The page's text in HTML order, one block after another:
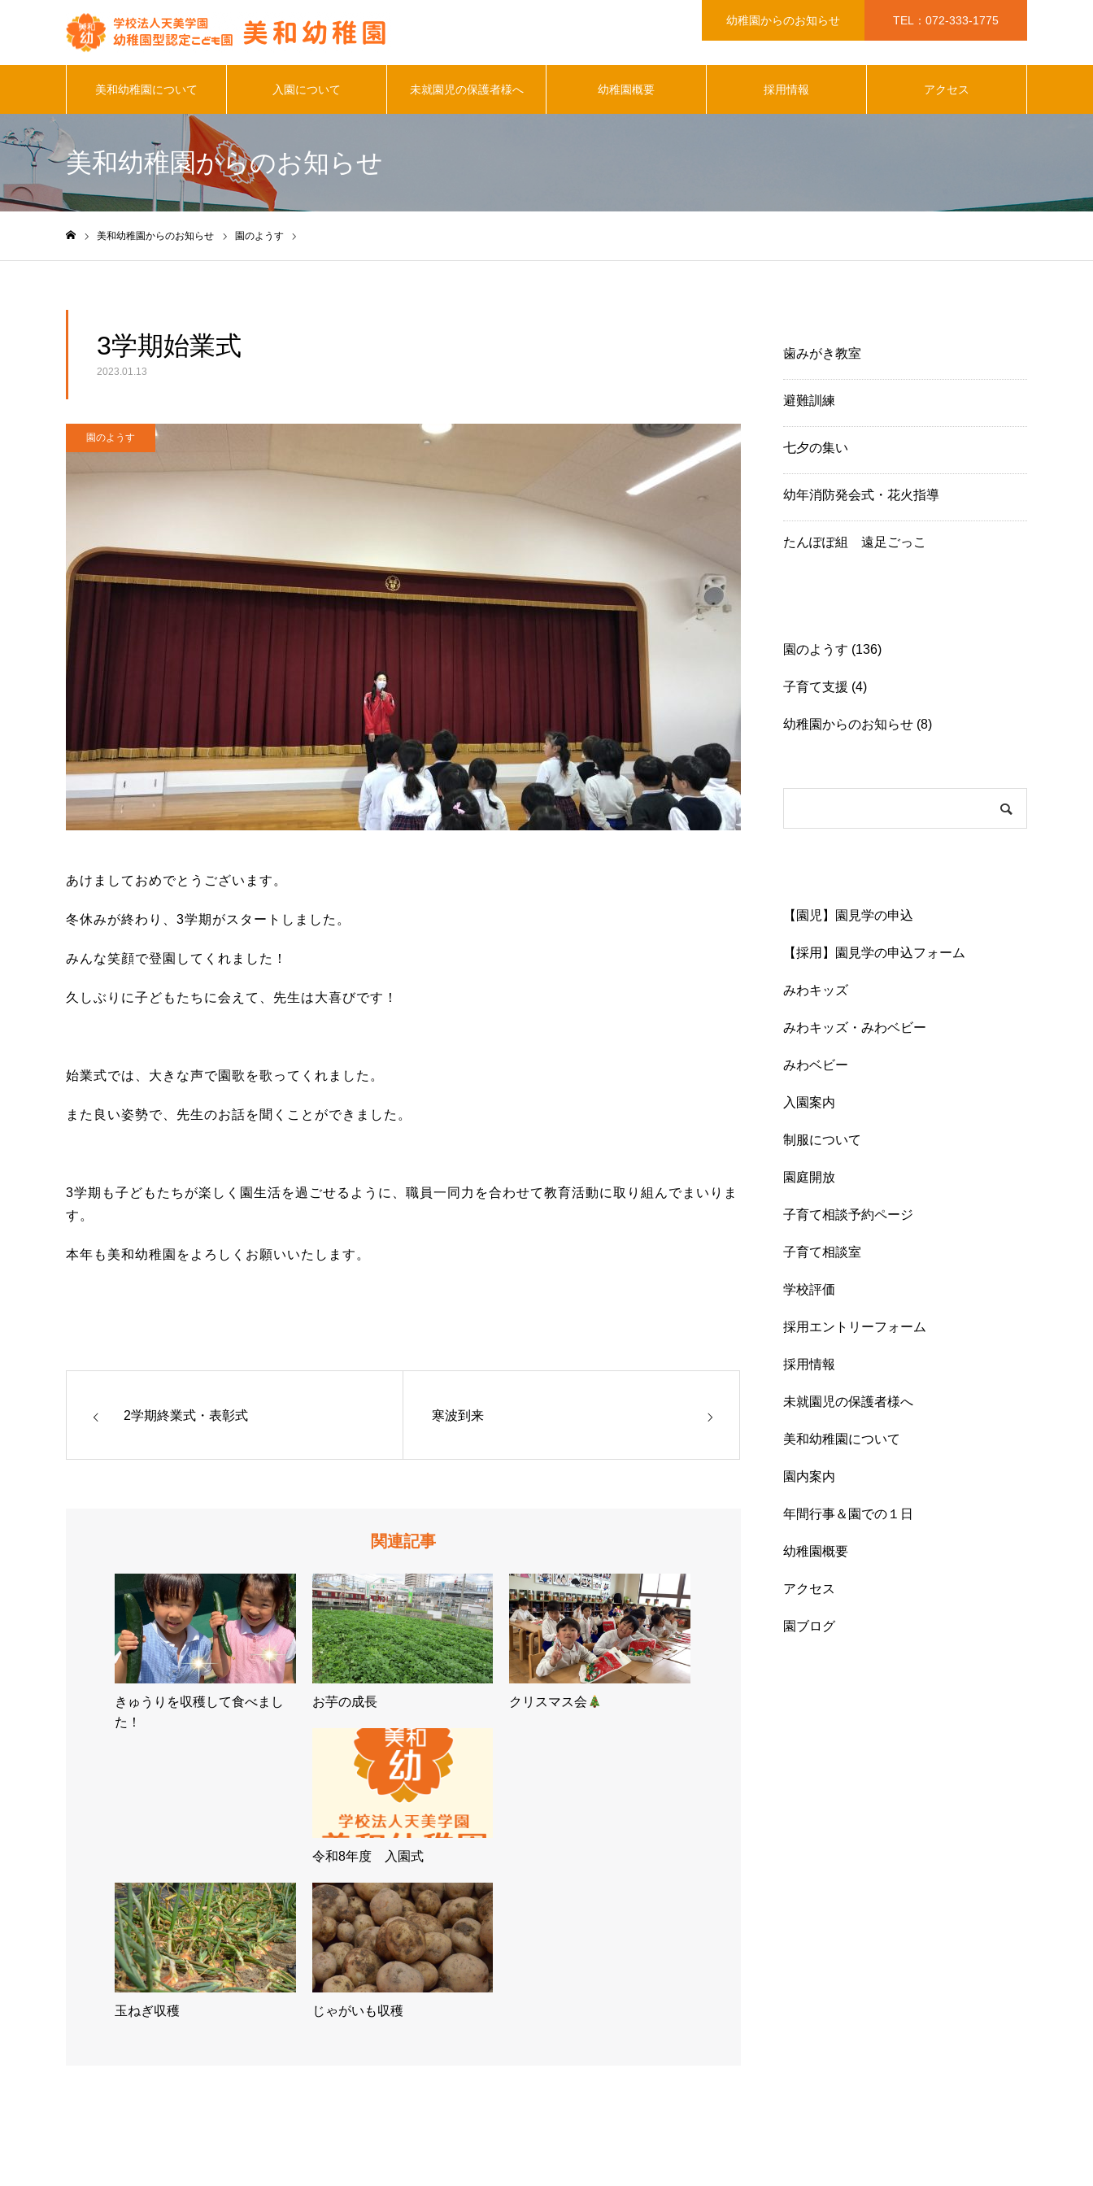
幼稚園からのお知らせ TEL：072-333-1775
美和幼稚園について 入園について 未就園児の保護者様へ 幼稚園概要 採用情報 アクセス
美和幼稚園からのお知らせ
美和幼稚園からのお知らせ 園のようす
3学期始業式
2023.01.13
園のようす
あけましておめでとうございます。
冬休みが終わり、3学期がスタートしました。
みんな笑顔で登園してくれました！
久しぶりに子どもたちに会えて、先生は大喜びです！
始業式では、大きな声で園歌を歌ってくれました。
また良い姿勢で、先生のお話を聞くことができました。
3学期も子どもたちが楽しく園生活を過ごせるように、職員一同力を合わせて教育活動に取り組んでまいりま
す。
本年も美和幼稚園をよろしくお願いいたします。
2学期終業式・表彰式 寒波到来
関連記事
きゅうりを収穫して食べまし
た！
お芋の成長 クリスマス会
令和8年度 入園式
玉ねぎ収穫 じゃがいも収穫
歯みがき教室
避難訓練
七夕の集い
幼年消防発会式・花火指導
たんぽぽ組 遠足ごっこ
園のようす (136)
子育て支援 (4)
幼稚園からのお知らせ (8)
【園児】園見学の申込
【採用】園見学の申込フォーム
みわキッズ
みわキッズ・みわベビー
みわベビー
入園案内
制服について
園庭開放
子育て相談予約ページ
子育て相談室
学校評価
採用エントリーフォーム
採用情報
未就園児の保護者様へ
美和幼稚園について
園内案内
年間行事＆園での１日
幼稚園概要
アクセス
園ブログ